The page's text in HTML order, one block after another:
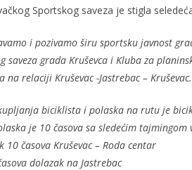
Sportskog saveza je stigla
i pozivamo širu sportsku javnost
saveza grada Kruševca i Kluba za
na relaciji Kruševac -Jastrebac – Kruševac.
biciklista i polaska na rutu je
je 10 časova sa sledećim tajmingom
10 časova Kruševac – Roda centar
dolazak na Jastrebac